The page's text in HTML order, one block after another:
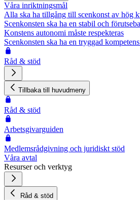
Våra inriktningsmål
Alla ska ha tillgång till scenkonst av hög
Scenkonsten ska ha en stabil och
Konstens autonomi måste respekteras
Scenkonsten ska ha en tryggad
Råd & stöd
Tillbaka till huvudmeny
Råd & stöd
Arbetsgivarguiden
Medlemsrådgivning och juridiskt stöd
Våra avtal
Resurser och verktyg
Råd & stöd